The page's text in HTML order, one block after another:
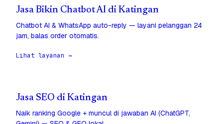
Jasa Bikin Chatbot AI di Katingan
Chatbot AI & WhatsApp auto-reply — layani pelanggan 24
jam, balas order otomatis.
Lihat layanan →
Jasa SEO di Katingan
Naik ranking Google + muncul di jawaban AI (ChatGPT,